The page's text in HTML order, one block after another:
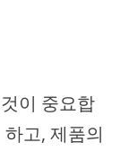
이 중요합
고, 제품의